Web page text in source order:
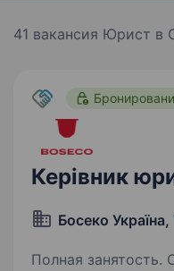
41 вакансия Юрист в
Керівник
Босеко
Полная занятость.